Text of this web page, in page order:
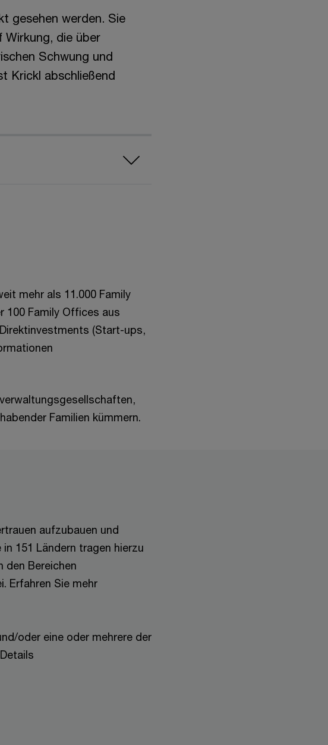
gesehen werden. Sie
Wirkung, die über
Schwung und
Krickl abschließend
mehr als 11.000 Family
100 Family Offices aus
(Start-ups,
Familien kümmern.
aufzubauen und
151 Ländern tragen hierzu
den Bereichen
Erfahren Sie mehr
oder eine oder mehrere der